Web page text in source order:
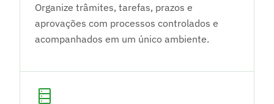
Organize trâmites, tarefas, prazos e
aprovações com processos controlados e
acompanhados em um único ambiente.